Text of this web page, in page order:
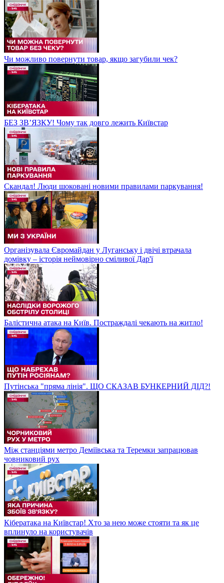
Чи можливо повернути товар, якщо загубили чек?
БЕЗ ЗВʼЯЗКУ! Чому так довго лежить Київстар
Скандал! Люди шоковані новими правилами паркування!
Організувала Євромайдан у Луганську і двічі втрачала
домівку – історія неймовірно сміливої Дар'ї
Балістична атака на Київ. Постраждалі чекають на житло!
Путінська "пряма лінія". ЩО СКАЗАВ БУНКЕРНИЙ ДІД?!
Між станціями метро Деміївська та Теремки запрацював
човниковий рух
Кібератака на Київстар! Хто за нею може стояти та як це
вплинуло на користувачів